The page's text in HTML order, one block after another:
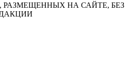
РАЗМЕЩЕННЫХ НА САЙТЕ, БЕЗ